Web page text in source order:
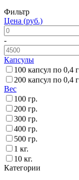
Фильтр
Цена (руб.)
-
Капсулы
100 капсул по 0,4
200 капсул по 0,4
Вес
100 гр.
200 гр.
300 гр.
400 гр.
500 гр.
1 кг.
10 кг.
Категории